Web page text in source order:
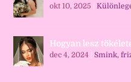
okt 10, 2025 |
Hogyan lesz
dec 4, 2024 |Smink,